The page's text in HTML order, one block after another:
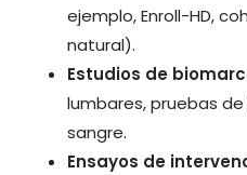
ejemplo, Enroll-HD,
natural).
Estudios de
lumbares, pruebas
sangre.
Ensayos de